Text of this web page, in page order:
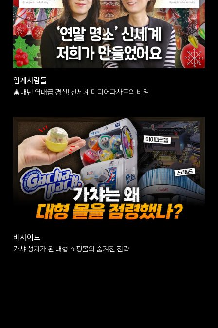
업계사람들
🎄매년 역대급 경신! 신세계 미디어파사드의 비밀
비사이드
가챠 성지가 된 대형 쇼핑몰의 숨겨진 전략